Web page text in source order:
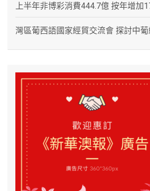
上半年非博彩消費444.7億 按年增加
灣區葡西語國家經貿交流會 探討中